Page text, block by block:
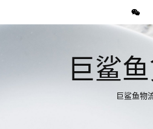
巨鲨
巨鲨鱼物